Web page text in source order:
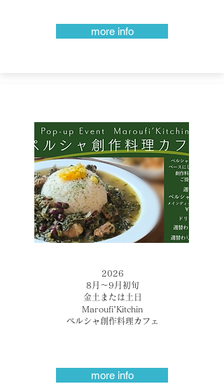
more info
2026
​8月～9月初旬
金土または土日
Maroufi’Kitchin
ペルシャ創作料理カフェ
more info